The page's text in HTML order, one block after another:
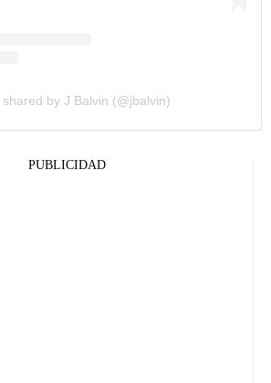
shared by J Balvin (@jbalvin)
PUBLICIDAD